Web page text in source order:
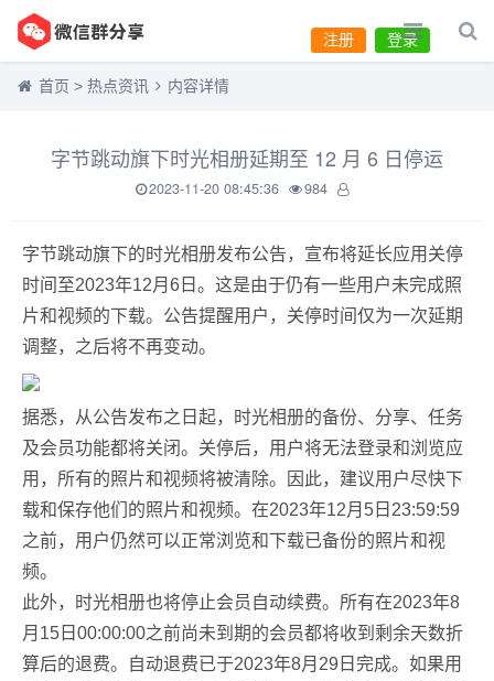
登录
注册
首页 > 热点资讯 内容详情
字节跳动旗下时光相册延期至 12 月 6 日停运
2023-11-20 08:45:36 984
字节跳动旗下的时光相册发布公告，宣布将延长应用关停
时间至2023年12月6日。这是由于仍有一些用户未完成照
片和视频的下载。公告提醒用户，关停时间仅为一次延期
调整，之后将不再变动。
据悉，从公告发布之日起，时光相册的备份、分享、任务
及会员功能都将关闭。关停后，用户将无法登录和浏览应
用，所有的照片和视频将被清除。因此，建议用户尽快下
载和保存他们的照片和视频。在2023年12月5日23:59:59
之前，用户仍然可以正常浏览和下载已备份的照片和视
频。
此外，时光相册也将停止会员自动续费。所有在2023年8
月15日00:00:00之前尚未到期的会员都将收到剩余天数折
算后的退费。自动退费已于2023年8月29日完成。如果用